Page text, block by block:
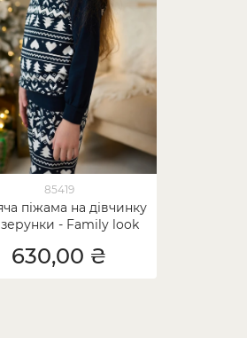
85419
піжама на дівчинку
- Family look
630,00 ₴